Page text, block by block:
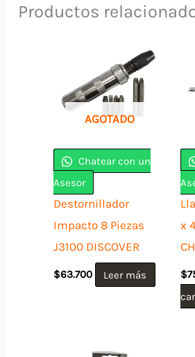
Productos
AGOTADO
Chatear con un
Asesor
Destornillador
Impacto 8 Piezas
J3100 DISCOVER
$63.700 Leer más
x
$